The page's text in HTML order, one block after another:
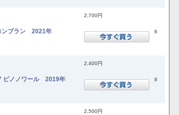
ンブラン 2021年
2,700円
6
ピノノワール 2019年
2,400円
8
2,500円